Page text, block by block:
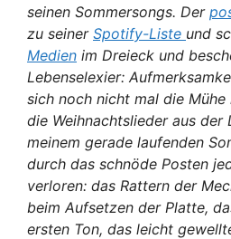
seinen Sommersongs. Der
zu seiner Spotify-Liste und
Medien im Dreieck und
Lebenselexier:
sich noch nicht mal die
die Weihnachtslieder aus der
meinem gerade laufenden
durch das schnöde Posten
verloren: das Rattern der
beim Aufsetzen der Platte,
ersten Ton, das leicht